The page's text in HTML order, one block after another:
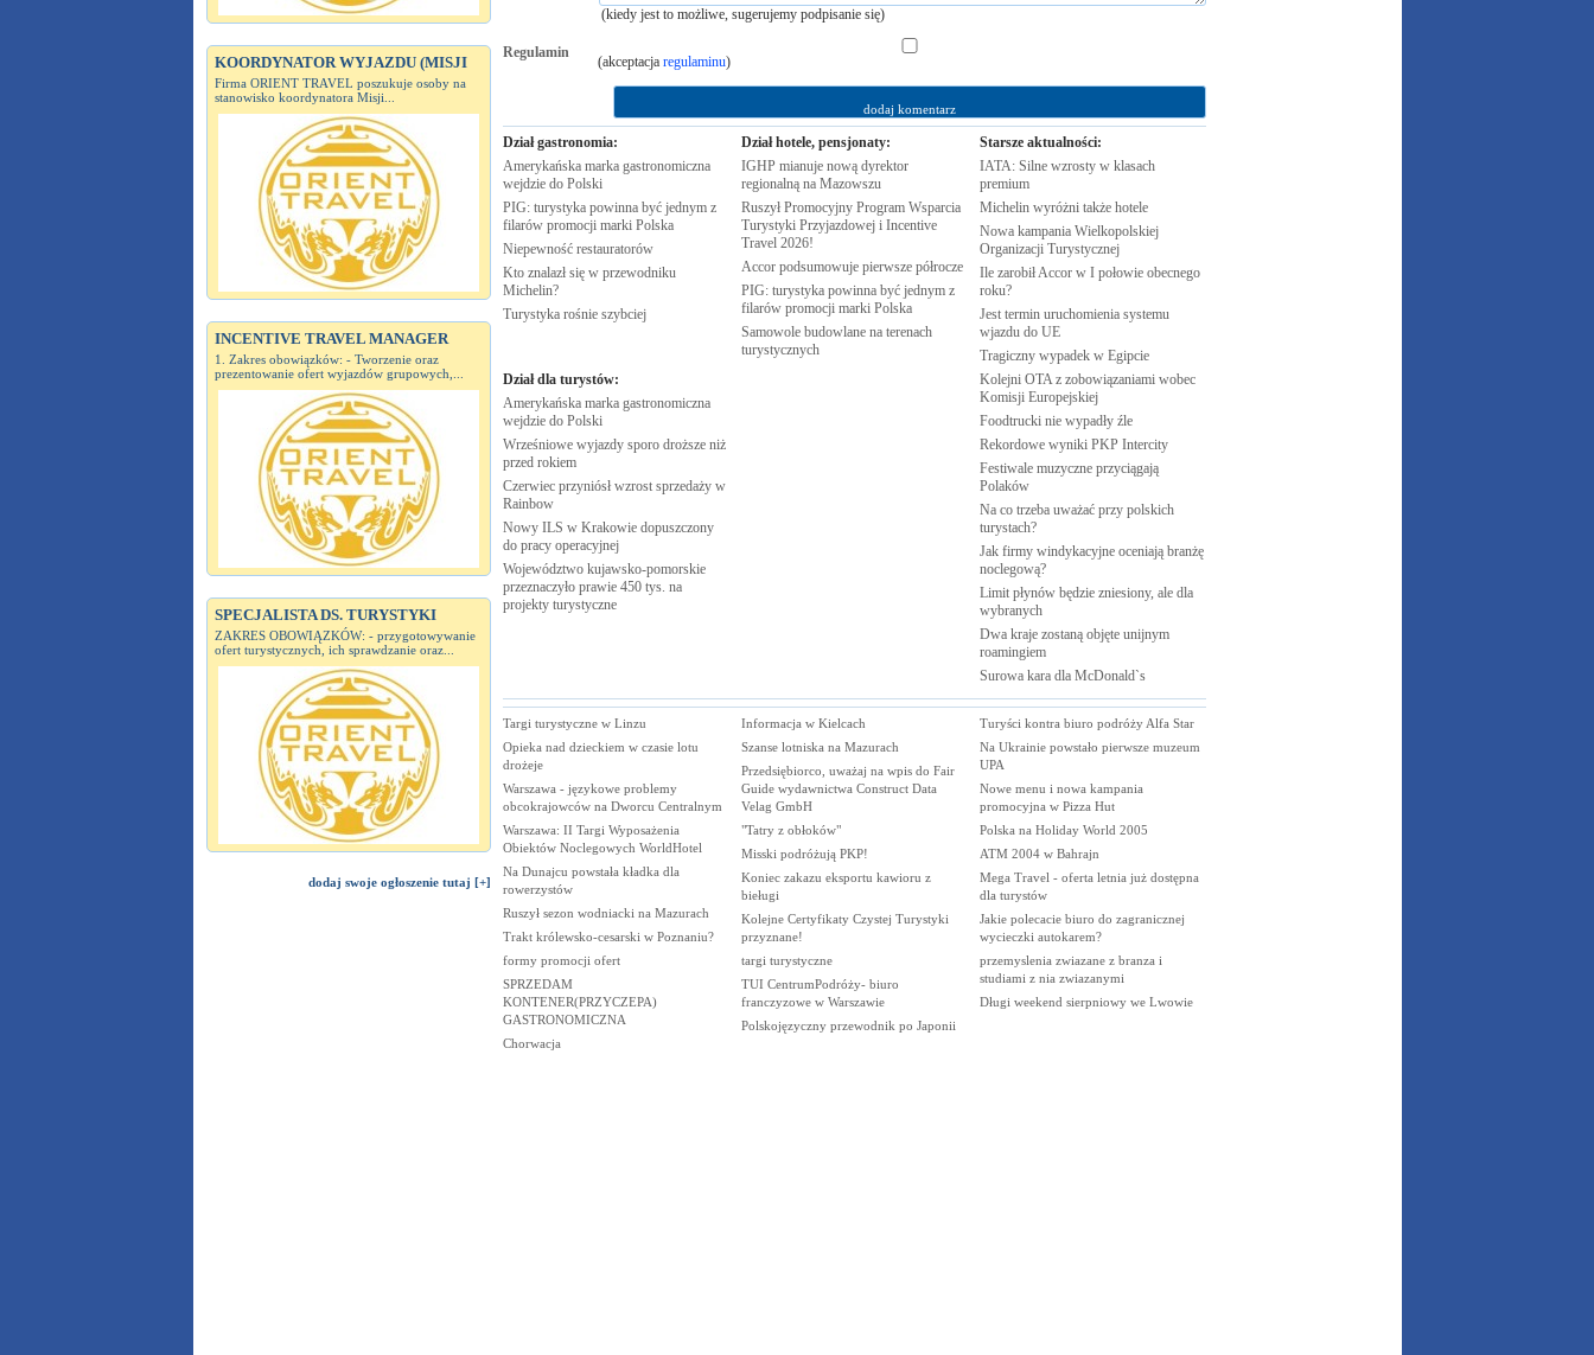
KOORDYNATOR WYJAZDU (MISJI
Firma ORIENT TRAVEL poszukuje osoby na
stanowisko koordynatora Misji...
INCENTIVE TRAVEL MANAGER
1. Zakres obowiązków: - Tworzenie oraz
prezentowanie ofert wyjazdów grupowych,...
SPECJALISTA DS. TURYSTYKI
ZAKRES OBOWIĄZKÓW: - przygotowywanie
ofert turystycznych, ich sprawdzanie oraz...
dodaj swoje ogłoszenie tutaj [+]
(kiedy jest to możliwe, sugerujemy podpisanie się)
Regulamin
(akceptacja regulaminu)
Dział gastronomia:
Amerykańska marka gastronomiczna
wejdzie do Polski
PIG: turystyka powinna być jednym z
filarów promocji marki Polska
Niepewność restauratorów
Kto znalazł się w przewodniku
Michelin?
Turystyka rośnie szybciej
Dział dla turystów:
Amerykańska marka gastronomiczna
wejdzie do Polski
Wrześniowe wyjazdy sporo droższe niż
przed rokiem
Czerwiec przyniósł wzrost sprzedaży w
Rainbow
Nowy ILS w Krakowie dopuszczony
do pracy operacyjnej
Województwo kujawsko-pomorskie
przeznaczyło prawie 450 tys. na
projekty turystyczne
Dział hotele, pensjonaty:
IGHP mianuje nową dyrektor
regionalną na Mazowszu
Ruszył Promocyjny Program Wsparcia
Turystyki Przyjazdowej i Incentive
Travel 2026!
Accor podsumowuje pierwsze półrocze
PIG: turystyka powinna być jednym z
filarów promocji marki Polska
Samowole budowlane na terenach
turystycznych
Starsze aktualności:
IATA: Silne wzrosty w klasach
premium
Michelin wyróżni także hotele
Nowa kampania Wielkopolskiej
Organizacji Turystycznej
Ile zarobił Accor w I połowie obecnego
roku?
Jest termin uruchomienia systemu
wjazdu do UE
Tragiczny wypadek w Egipcie
Kolejni OTA z zobowiązaniami wobec
Komisji Europejskiej
Foodtrucki nie wypadły źle
Rekordowe wyniki PKP Intercity
Festiwale muzyczne przyciągają
Polaków
Na co trzeba uważać przy polskich
turystach?
Jak firmy windykacyjne oceniają branżę
noclegową?
Limit płynów będzie zniesiony, ale dla
wybranych
Dwa kraje zostaną objęte unijnym
roamingiem
Surowa kara dla McDonald`s
Targi turystyczne w Linzu
Opieka nad dzieckiem w czasie lotu
drożeje
Warszawa - językowe problemy
obcokrajowców na Dworcu Centralnym
Warszawa: II Targi Wyposażenia
Obiektów Noclegowych WorldHotel
Na Dunajcu powstała kładka dla
rowerzystów
Ruszył sezon wodniacki na Mazurach
Trakt królewsko-cesarski w Poznaniu?
formy promocji ofert
SPRZEDAM
KONTENER(PRZYCZEPA)
GASTRONOMICZNA
Chorwacja
Informacja w Kielcach
Szanse lotniska na Mazurach
Przedsiębiorco, uważaj na wpis do Fair
Guide wydawnictwa Construct Data
Velag GmbH
"Tatry z obłoków"
Misski podróżują PKP!
Koniec zakazu eksportu kawioru z
bieługi
Kolejne Certyfikaty Czystej Turystyki
przyznane!
targi turystyczne
TUI CentrumPodróży- biuro
franczyzowe w Warszawie
Polskojęzyczny przewodnik po Japonii
Turyści kontra biuro podróży Alfa Star
Na Ukrainie powstało pierwsze muzeum
UPA
Nowe menu i nowa kampania
promocyjna w Pizza Hut
Polska na Holiday World 2005
ATM 2004 w Bahrajn
Mega Travel - oferta letnia już dostępna
dla turystów
Jakie polecacie biuro do zagranicznej
wycieczki autokarem?
przemyslenia zwiazane z branza i
studiami z nia zwiazanymi
Długi weekend sierpniowy we Lwowie